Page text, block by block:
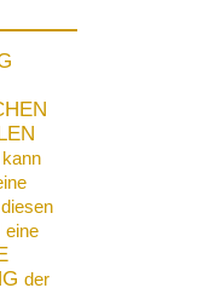
kann
eine
der